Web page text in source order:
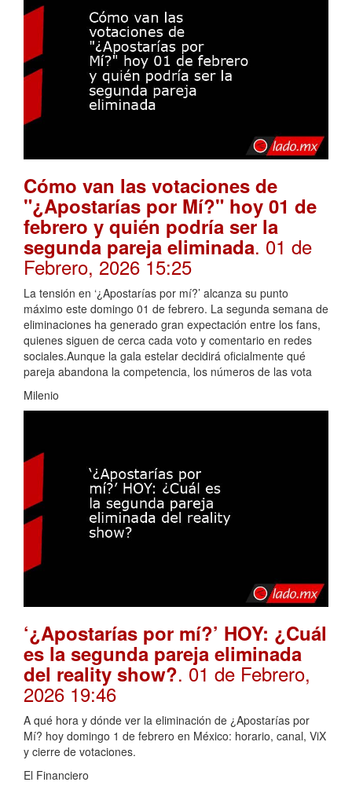
Cómo van las votaciones de
"¿Apostarías por Mí?" hoy 01 de
febrero y quién podría ser la
segunda pareja eliminada. 01 de
Febrero, 2026 15:25
La tensión en ‘¿Apostarías por mí?’ alcanza su punto
máximo este domingo 01 de febrero. La segunda semana de
eliminaciones ha generado gran expectación entre los fans,
quienes siguen de cerca cada voto y comentario en redes
sociales.Aunque la gala estelar decidirá oficialmente qué
pareja abandona la competencia, los números de las vota
Milenio
‘¿Apostarías por mí?’ HOY: ¿Cuál
es la segunda pareja eliminada
del reality show?. 01 de Febrero,
2026 19:46
A qué hora y dónde ver la eliminación de ¿Apostarías por
Mí? hoy domingo 1 de febrero en México: horario, canal, ViX
y cierre de votaciones.
El Financiero